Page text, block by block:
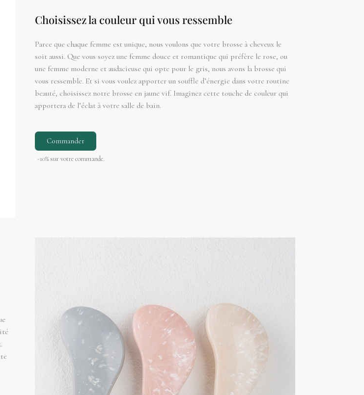
Choisissez la couleur qui vous ressemble
Parce que chaque femme est unique, nous voulons que votre brosse à cheveux le
soit aussi. Que vous soyez une femme douce et romantique qui préfère le rose, ou
une femme moderne et audacieuse qui opte pour le gris, nous avons la brosse qui
vous ressemble. Et si vous voulez apporter un souffle d’énergie dans votre routine
beauté, choisissez notre brosse en jaune vif. Imaginez cette touche de couleur qui
apportera de l’éclat à votre salle de bain.
Commander
-10% sur votre commande.